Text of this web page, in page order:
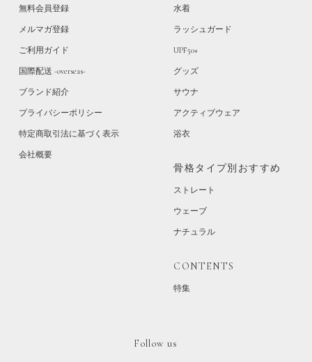
無料会員登録
メルマガ登録
ご利用ガイド
国際配送 -overseas-
ブランド紹介
プライバシーポリシー
特定商取引法に基づく表示
会社概要
水着
ラッシュガード
UPF50+
グッズ
サウナ
アクティブウェア
浴衣
骨格タイプ別おすすめ
ストレート
ウェーブ
ナチュラル
CONTENTS
特集
Follow us